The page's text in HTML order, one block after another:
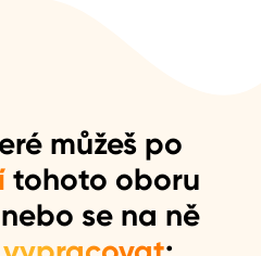
můžeš po
tohoto oboru
se na ně